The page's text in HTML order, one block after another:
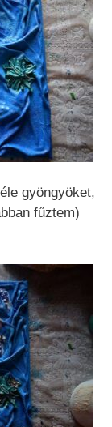
gyöngyöket,
fűztem)